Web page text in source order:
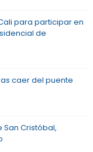
para participar en
de
caer del puente
Cristóbal,